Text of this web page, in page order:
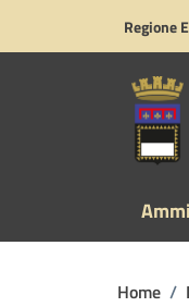
Regione
Home /